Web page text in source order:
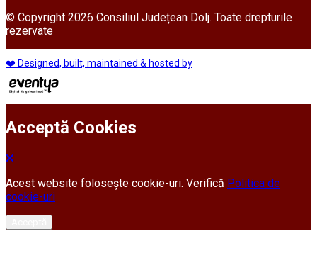
© Copyright 2026 Consiliul Județean Dolj. Toate drepturile
rezervate
❤️ Designed, built, maintained & hosted by
Acceptă Cookies
Acest website folosește cookie-uri. Verifică Politica de
cookie-uri